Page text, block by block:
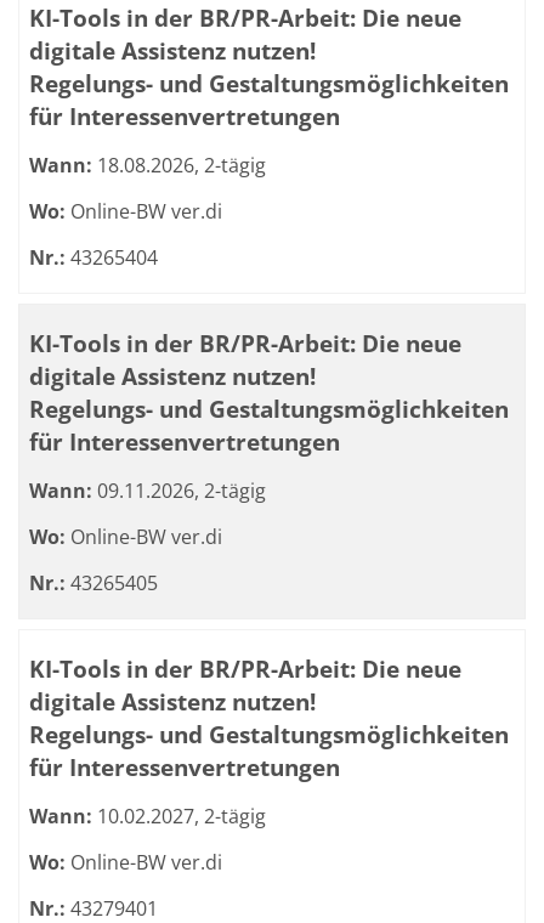
KI-Tools in der BR/PR-Arbeit: Die neue
digitale Assistenz nutzen!
Regelungs- und Gestaltungsmöglichkeiten
für Interessenvertretungen
Wann: 18.08.2026, 2-tägig
Wo: Online-BW ver.di
Nr.: 43265404
KI-Tools in der BR/PR-Arbeit: Die neue
digitale Assistenz nutzen!
Regelungs- und Gestaltungsmöglichkeiten
für Interessenvertretungen
Wann: 09.11.2026, 2-tägig
Wo: Online-BW ver.di
Nr.: 43265405
KI-Tools in der BR/PR-Arbeit: Die neue
digitale Assistenz nutzen!
Regelungs- und Gestaltungsmöglichkeiten
für Interessenvertretungen
Wann: 10.02.2027, 2-tägig
Wo: Online-BW ver.di
Nr.: 43279401